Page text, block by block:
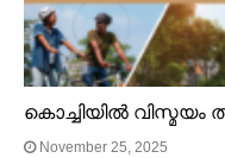
കൊച്ചിയിൽ വിസ്മയം
November 25, 2025